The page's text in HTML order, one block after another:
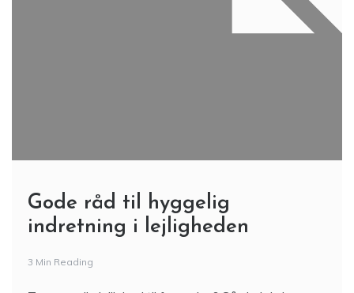
Gode råd til hyggelig
indretning i lejligheden
3 Min Reading